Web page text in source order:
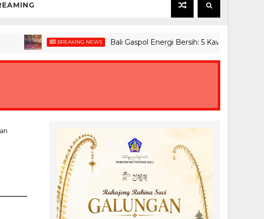
BREAKING NEWS Bali Gaspol Energi Bersih: 5 Kawasan Pariwisata